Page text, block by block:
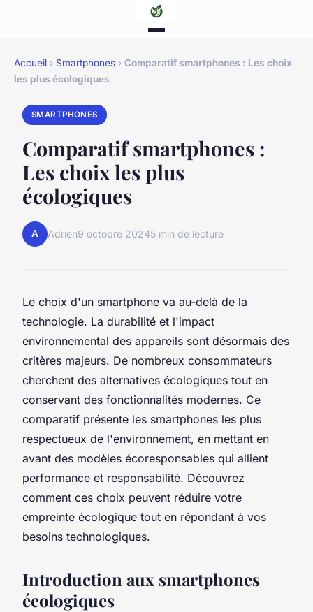
Accueil › Smartphones › Comparatif smartphones : Les choix
les plus écologiques
SMARTPHONES
Comparatif smartphones :
Les choix les plus
écologiques
A Adrien9 octobre 20245 min de lecture
Le choix d'un smartphone va au-delà de la
technologie. La durabilité et l'impact
environnemental des appareils sont désormais des
critères majeurs. De nombreux consommateurs
cherchent des alternatives écologiques tout en
conservant des fonctionnalités modernes. Ce
comparatif présente les smartphones les plus
respectueux de l'environnement, en mettant en
avant des modèles écoresponsables qui allient
performance et responsabilité. Découvrez
comment ces choix peuvent réduire votre
empreinte écologique tout en répondant à vos
besoins technologiques.
Introduction aux smartphones
écologiques